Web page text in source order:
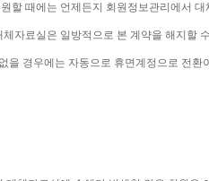
할 때에는 언제든지 회원정보관리에서
자료실은 일방적으로 본 계약을 해지할
을 경우에는 자동으로 휴면계정으로 전환